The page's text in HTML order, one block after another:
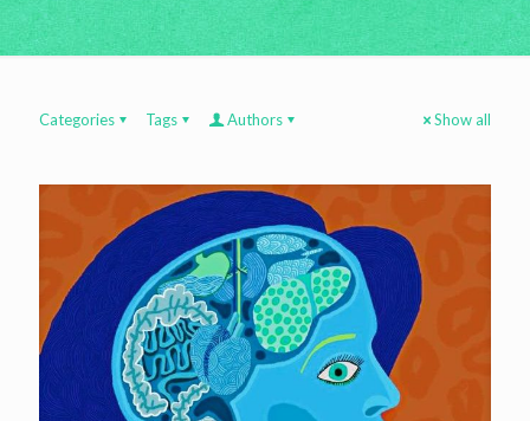
Categories Tags Authors Show all